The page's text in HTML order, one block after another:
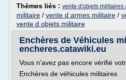
Thèmes liés : vente d'objets militaires
militaire / vente d armes militaire /
vente d objets militaire
Enchères de Véhicules
encheres.catawiki.eu
Vous n'avez pas encore vérifié
Enchères de véhicules militaires